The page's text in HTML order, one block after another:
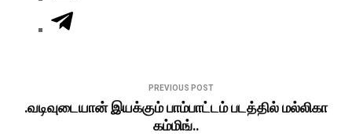
PREVIOUS POST
.வடிவுடையான் இயக்கும் பாம்பாட்டம் படத்தில் மல்லிகா
கம்மிங்..